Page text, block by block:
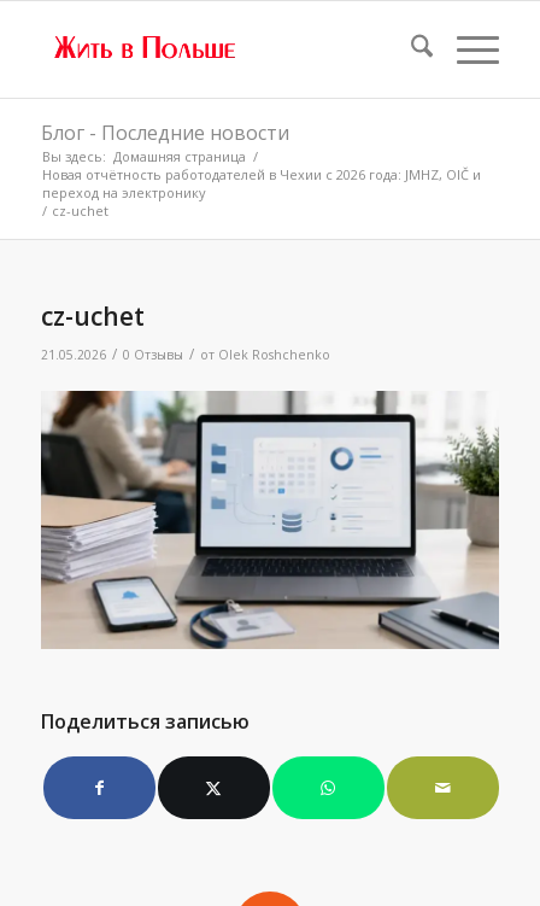
Блог - Последние новости
Вы здесь: Домашняя страница /
Новая отчётность работодателей в Чехии с 2026 года: JMHZ, OIČ и
переход на электронику
/ cz-uchet
cz-uchet
21.05.2026 / 0 Отзывы / от Olek Roshchenko
Поделиться записью